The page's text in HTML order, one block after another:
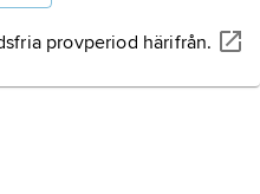
provperiod härifrån.